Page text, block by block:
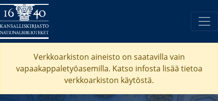
Verkkoarkiston aineisto on saatavilla vain
vapaakappaletyöasemilla. Katso infosta lisää tietoa
verkkoarkiston käytöstä.